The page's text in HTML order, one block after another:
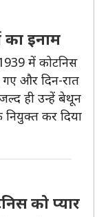
का इनाम
में कोटनिस
और दिन-रात
ही उन्हें बेथून
नियुक्त कर दिया
को प्यार